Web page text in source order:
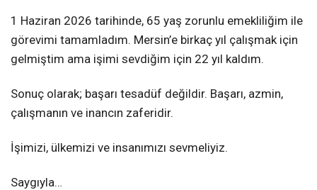
1 Haziran 2026 tarihinde, 65 yaş zorunlu emekliliğim ile
görevimi tamamladım. Mersin’e birkaç yıl çalışmak için
gelmiştim ama işimi sevdiğim için 22 yıl kaldım.
Sonuç olarak; başarı tesadüf değildir. Başarı, azmin,
çalışmanın ve inancın zaferidir.
İşimizi, ülkemizi ve insanımızı sevmeliyiz.
Saygıyla…